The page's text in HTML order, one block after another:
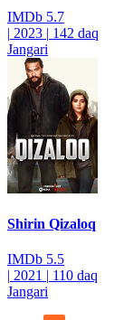
IMDb 5.7
| 2023 | 142 daq
Jangari
Shirin Qizaloq
IMDb 5.5
| 2021 | 110 daq
Jangari